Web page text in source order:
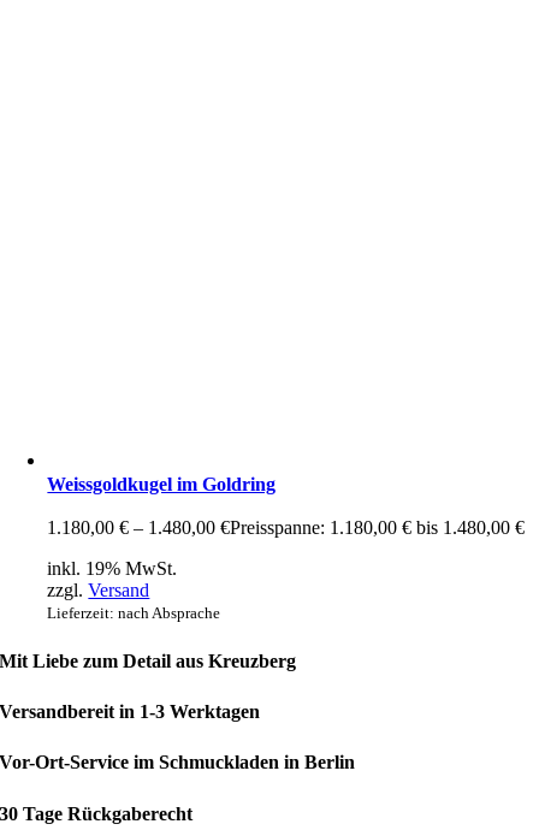
Weissgoldkugel im Goldring
1.180,00€ – 1.480,00€Preisspanne: 1.180,00 € bis 1.480,00 €
inkl. 19% MwSt.
zzgl.Versand
Lieferzeit: nach Absprache
Mit Liebe zum Detail aus Kreuzberg
Versandbereit in 1-3 Werktagen
Vor-Ort-Service im Schmuckladen in Berlin
30 Tage Rückgaberecht